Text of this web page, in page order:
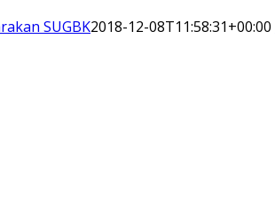
SUGBK2018-12-08T11:58:31+00:00